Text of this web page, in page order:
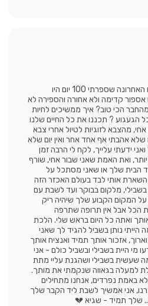
100 יום מאז שהלכת...הפעם האחרונה שספרתי 100 יום היו
אספור קדימה ולא אחורה והספירה לא
תיגמר לעולם… איך נפרדים מהחבר הכי טוב? איך ממשיכים לחיות
כאילו כלום ? מה עושים עם כל הגעגוע ? תכננו את כל החיים שלנו
מהצבא לזוגיות לטיול אחרי צבא
שלא אהבתי אף אחד אחר ואין יום שלא
ידעתי עלייך, לקח לי הרבה זמן
ואת האמת שאני שבור אחי, שורף
הבית שלך או שאני מסתכל על
אותי לבד בעולם האכזר הזה
מלקום בבוקר ועד לשבת עם
המקום הקבוע שלך שיהיה ריק
את הכל אבל אין תרופה שתרפה
ואתה כל היום בראש שלי. הלכת
הייתי נותן בשביל להגיד לך שאני
אזכור אותך תמיד ואנציח אותך
מי היית בשבילי ובשביל כולם - אני
שעשית בשבילי ושהגנת עליי מתת
למעלה בגאווה שנקמתי את מותך.
באמת נפרדים, אנחנו מתחילים
אני אמשיך לשבת ליד הקבר שלך
שלך תמיד - שגיא 💔